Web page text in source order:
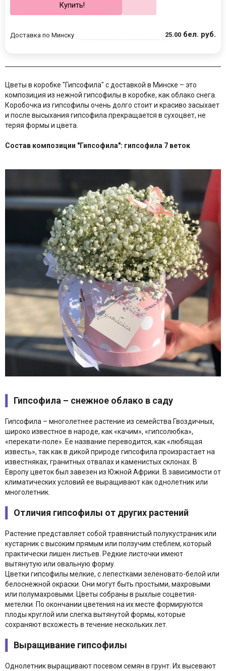
Купить!
Доставка по Минску 25.00 бел. руб.
Цветы в коробке "Гипсофила" с доставкой в Минске – это
композиция из нежной гипсофилы в коробке, как облако снега.
Коробочка из гипсофилы очень долго стоит и красиво засыхает
и после высыхания гипсофила прекращается в сухоцвет, не
теряя формы и цвета.
Состав композиции "Гипсофила": гипсофила 7 веток
Гипсофила – снежное облако в саду
Гипсофила – многолетнее растение из семейства Гвоздичных,
широко известное в народе, как «качим», «гипсолюбка»,
«перекати-поле». Ее название переводится, как «любящая
известь», так как в дикой природе гипсофила произрастает на
известняках, гранитных отвалах и каменистых склонах. В
Европу цветок был завезен из Южной Африки. В зависимости от
климатических условий ее выращивают как однолетник или
многолетник.
Отличия гипсофилы от других растений
Растение представляет собой травянистый полукустраник или
кустарник с высоким прямым или ползучим стеблем, который
практически лишен листьев. Редкие листочки имеют
вытянутую или овальную форму.
Цветки гипсофилы мелкие, с лепестками зеленовато-белой или
белоснежной окраски. Они могут быть простыми, махровыми
или полумахровыми. Цветы собраны в рыхлые соцветия-
метелки. По окончании цветения на их месте формируются
плоды круглой или слегка вытянутой формы, которые
сохраняют всхожесть в течение нескольких лет.
Выращивание гипсофилы
Однолетник выращивают посевом семян в грунт. Их высевают